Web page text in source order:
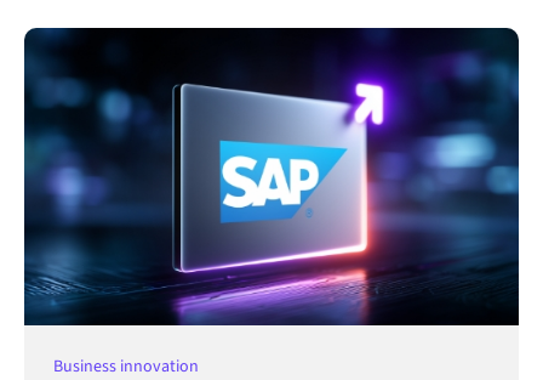
Business innovation